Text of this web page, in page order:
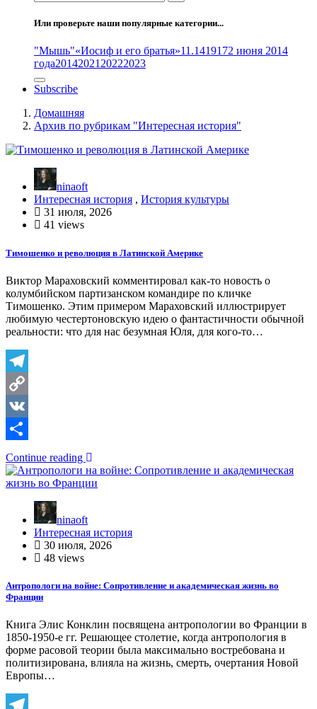
Или проверьте наши популярные категории...
"Мышь"«Иосиф и его братья»11.1419172 июня 2014
года2014202120222023
Subscribe
Домашняя
Архив по рубрикам "Интересная история"
ninaoft
Интересная история , История культуры
31 июля, 2026
41 views
Тимошенко и революция в Латинской Америке
Виктор Мараховский комментировал как-то новость о
колумбийском партизанском командире по кличке
Тимошенко. Этим примером Мараховский иллюстрирует
любимую честертоновскую идею о фантастичности обычной
реальности: что для нас безумная Юля, для кого-то…
Telegram
Copy
Link
VK
Отправить
Continue reading
ninaoft
Интересная история
30 июля, 2026
48 views
Антропологи на войне: Сопротивление и академическая жизнь во
Франции
Книга Элис Конклин посвящена антропологии во Франции в
1850-1950-е гг. Решающее столетие, когда антропология в
форме расовой теории была максимально востребована и
политизирована, влияла на жизнь, смерть, очертания Новой
Европы…